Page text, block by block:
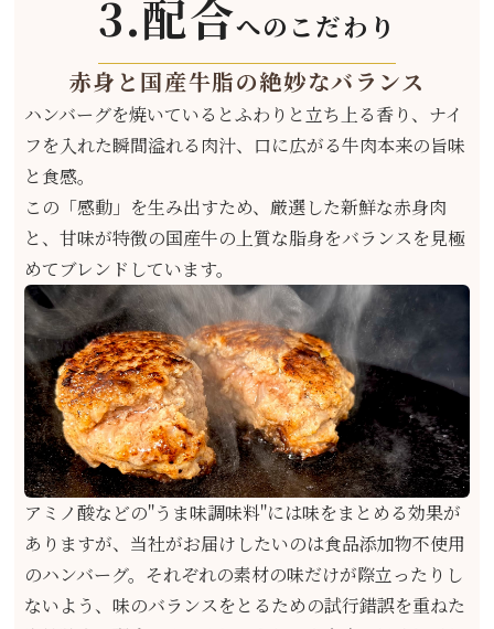
3.配合へのこだわり
赤身と国産牛脂の絶妙なバランス
ハンバーグを焼いているとふわりと立ち上る香り、ナイ
フを入れた瞬間溢れる肉汁、口に広がる牛肉本来の旨味
と食感。
この「感動」を生み出すため、厳選した新鮮な赤身肉
と、甘味が特徴の国産牛の上質な脂身をバランスを見極
めてブレンドしています。
アミノ酸などの"うま味調味料"には味をまとめる効果が
ありますが、当社がお届けしたいのは食品添加物不使用
のハンバーグ。それぞれの素材の味だけが際立ったりし
ないよう、味のバランスをとるための試行錯誤を重ねた